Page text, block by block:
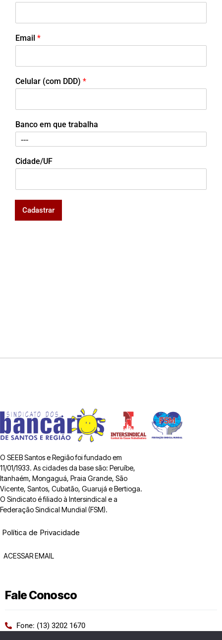
Email *
Celular (com DDD) *
Banco em que trabalha
Cidade/UF
Cadastrar
O SEEB Santos e Região foi fundado em
11/01/1933. As cidades da base são: Peruíbe,
Itanhaém, Mongaguá, Praia Grande, São
Vicente, Santos, Cubatão, Guarujá e Bertioga.
O Sindicato é filiado à Intersindical e a
Federação Sindical Mundial (FSM).
Política de Privacidade
ACESSAR EMAIL
Fale Conosco
Fone: (13) 3202 1670